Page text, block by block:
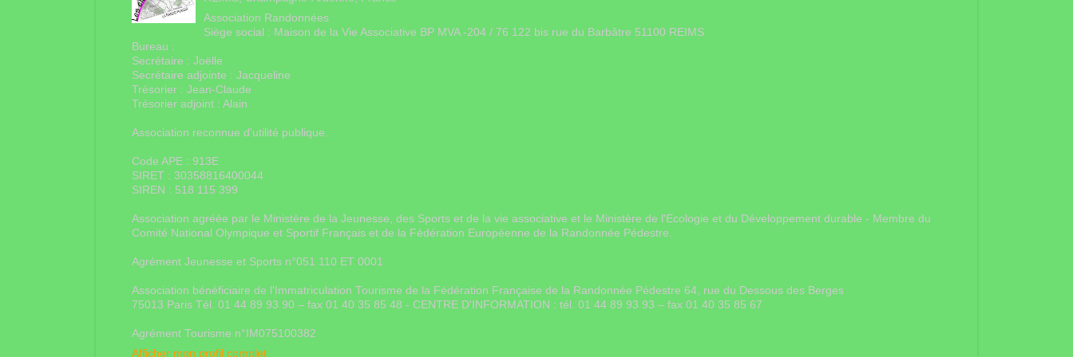
Association Randonnées
Siège social : Maison de la Vie Associative BP MVA -204 / 76 122 bis rue du Barbâtre 51100 REIMS
Bureau :
Secrétaire : Joëlle
Secrétaire adjointe : Jacqueline
Trésorier : Jean-Claude
Trésorier adjoint : Alain
Association reconnue d'utilité publique.
Code APE : 913E
SIRET : 30358816400044
SIREN : 518 115 399
Association agréée par le Ministère de la Jeunesse, des Sports et de la vie associative et le Ministère de l'Ecologie et du Développement durable - Membre du
Comité National Olympique et Sportif Français et de la Fédération Européenne de la Randonnée Pédestre.
Agrément Jeunesse et Sports n°051 110 ET 0001
Association bénéficiaire de l'Immatriculation Tourisme de la Fédération Française de la Randonnée Pédestre 64, rue du Dessous des Berges
75013 Paris Tél. 01 44 89 93 90 – fax 01 40 35 85 48 - CENTRE D'INFORMATION : tél. 01 44 89 93 93 – fax 01 40 35 85 67
Agrément Tourisme n°IM075100382
Afficher mon profil complet